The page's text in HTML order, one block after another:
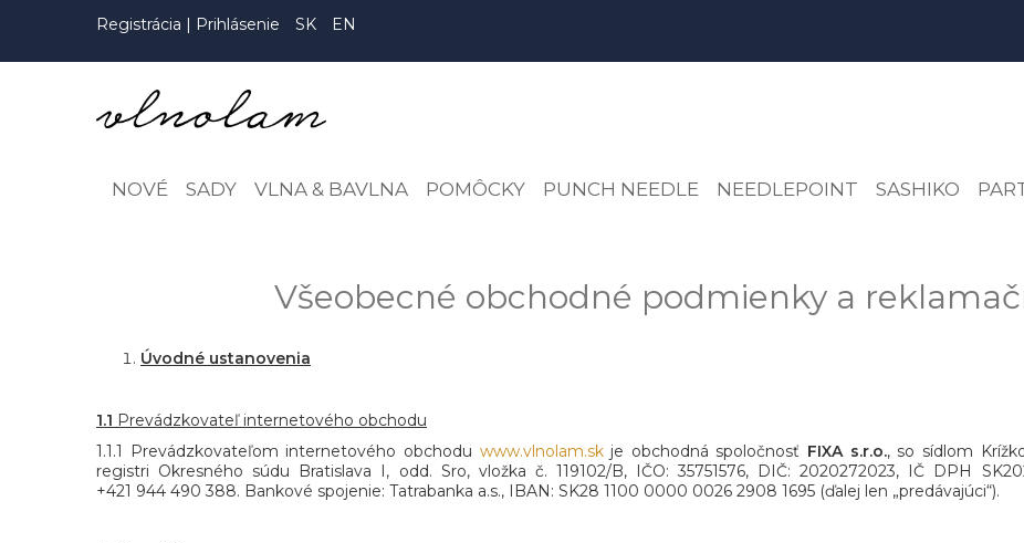
Registrácia | Prihlásenie SK EN
NOVÉ SADY VLNA & BAVLNA POMÔCKY PUNCH NEEDLE NEEDLEPOINT SASHIKO
Všeobecné obchodné podmienky a
Úvodné ustanovenia
1.1 Prevádzkovateľ internetového obchodu
1.1.1 Prevádzkovateľom internetového obchodu www.vlnolam.skje obchodná spoločnosť FIXA s.r.o., so sídlom
registri Okresného súdu Bratislava I, odd. Sro, vložka č. 119102/B, IČO: 35751576, DIČ: 2020272023, IČ DPH
+421 944 490 388. Bankové spojenie: Tatrabanka a.s., IBAN: SK28 1100 0000 0026 2908 1695 (ďalej len „predávajúci“).